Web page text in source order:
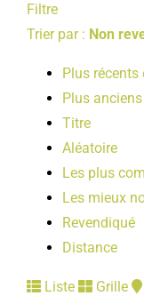
Filtre
Trier par : Non
Plus récents
Plus
Titre
Aléatoire
Les plus
Les mieux
Revendiqué
Distance
Liste Grille